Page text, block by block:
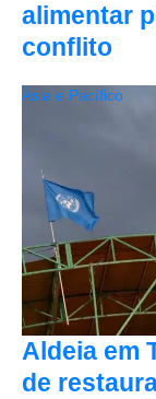
alimentar
conflito
Aldeia em
de
Ásia e Pacífico